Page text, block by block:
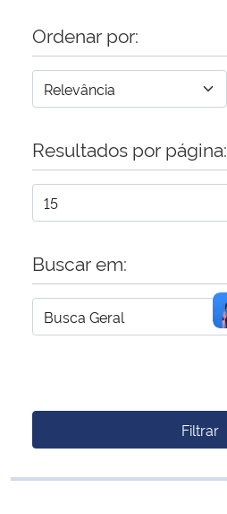
Advocacia-Geral da União
Planalto
Ordenar por:
Resultados por página:
Buscar em:
Filtrar